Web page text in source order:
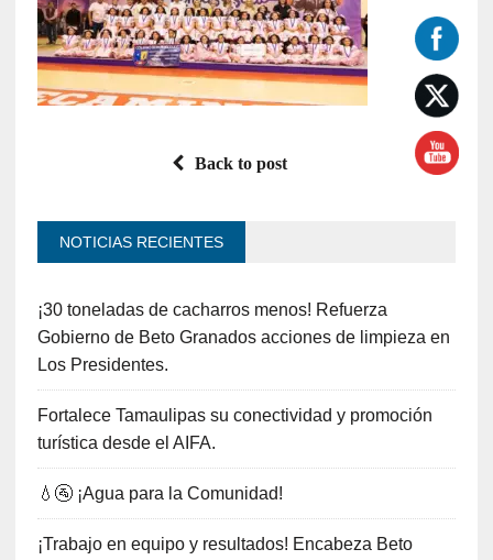
Back to post
NOTICIAS RECIENTES
¡30 toneladas de cacharros menos! Refuerza
Gobierno de Beto Granados acciones de limpieza en
Los Presidentes.
Fortalece Tamaulipas su conectividad y promoción
turística desde el AIFA.
💧🚰 ¡Agua para la Comunidad!
¡Trabajo en equipo y resultados! Encabeza Beto